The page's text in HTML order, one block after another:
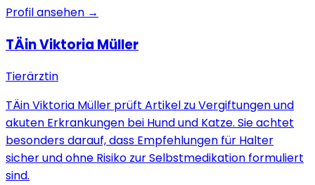
Profil ansehen →
TÄin Viktoria Müller
Tierärztin
TÄin Viktoria Müller prüft Artikel zu Vergiftungen und
akuten Erkrankungen bei Hund und Katze. Sie achtet
besonders darauf, dass Empfehlungen für Halter
sicher und ohne Risiko zur Selbstmedikation formuliert
sind.